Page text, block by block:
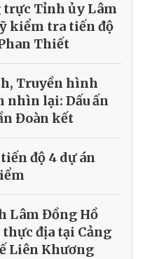
trực Tỉnh ủy Lâm
kiểm tra tiến độ
Thiết
Truyền hình
nhìn lại: Dấu ấn
Đoàn kết
độ 4 dự án
Lâm Đồng Hồ
địa tại Cảng
Liên Khương